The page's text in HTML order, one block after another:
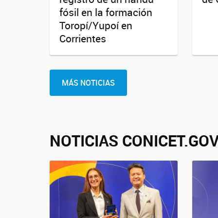
fósil en la formación
Toropí/Yupoí en
Corrientes
MÁS NOTICIAS
NOTICIAS